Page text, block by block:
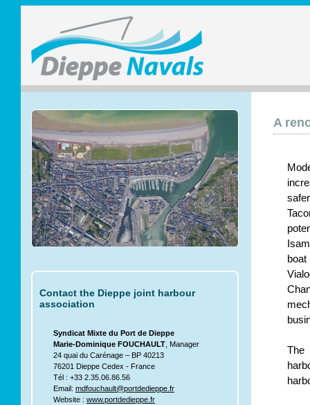
Contact the Dieppe joint harbour
association
Syndicat Mixte du Port de Dieppe
Marie-Dominique FOUCHAULT , Manager
24 quai du Carénage – BP 40213
76201 Dieppe Cedex - France
Tél : +33 2.35.06.86.56
Email: mdfouchault@portdedieppe.fr
Website : www.portdedieppe.fr
A
boat
The